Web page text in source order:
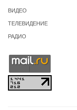
ВИДЕО
ТЕЛЕВИДЕНИЕ
РАДИО